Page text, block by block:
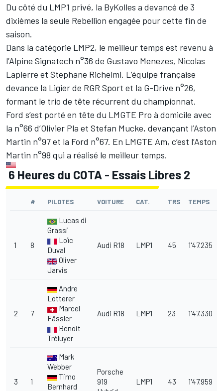
Du côté du LMP1 privé, la ByKolles a devancé de 3
dixièmes la seule Rebellion engagée pour cette fin de
saison.
Dans la catégorie LMP2, le meilleur temps est revenu à
l’Alpine Signatech n°36 de Gustavo Menezes, Nicolas
Lapierre et Stephane Richelmi. L’équipe française
devance la Ligier de RGR Sport et la G-Drive n°26,
formant le trio de tête récurrent du championnat.
Ford s’est porté en tête du LMGTE Pro à domicile avec
la n°66 d’Olivier Pla et Stefan Mucke, devançant l’Aston
Martin n°97 et la Ford n°67. En LMGTE Am, c’est l’Aston
Martin n°98 qui a réalisé le meilleur temps.
6 Heures du COTA - Essais Libres 2
# PILOTES VOITURE CAT. TRS TEMPS
1 8
Lucas di
Grassi
Loïc
Duval
Oliver
Jarvis
Audi R18 LMP1 45 1'47.235
2 7
Andre
Lotterer
Marcel
Fässler
Benoit
Tréluyer
Audi R18 LMP1 23 1'47.330
3 1
Mark
Webber
Timo
Bernhard
Porsche
919
LMP1 43 1'47.959